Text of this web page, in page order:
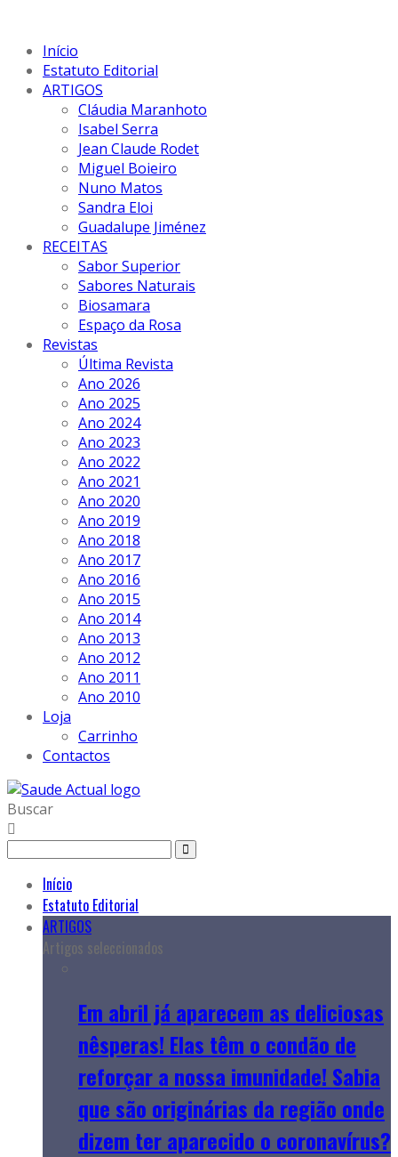
Início
Estatuto Editorial
ARTIGOS
Cláudia Maranhoto
Isabel Serra
Jean Claude Rodet
Miguel Boieiro
Nuno Matos
Sandra Eloi
Guadalupe Jiménez
RECEITAS
Sabor Superior
Sabores Naturais
Biosamara
Espaço da Rosa
Revistas
Última Revista
Ano 2026
Ano 2025
Ano 2024
Ano 2023
Ano 2022
Ano 2021
Ano 2020
Ano 2019
Ano 2018
Ano 2017
Ano 2016
Ano 2015
Ano 2014
Ano 2013
Ano 2012
Ano 2011
Ano 2010
Loja
Carrinho
Contactos
Buscar
Início
Estatuto Editorial
ARTIGOS
Artigos seleccionados
Em abril já aparecem as deliciosas
nêsperas! Elas têm o condão de
reforçar a nossa imunidade! Sabia
que são originárias da região onde
dizem ter aparecido o coronavírus?